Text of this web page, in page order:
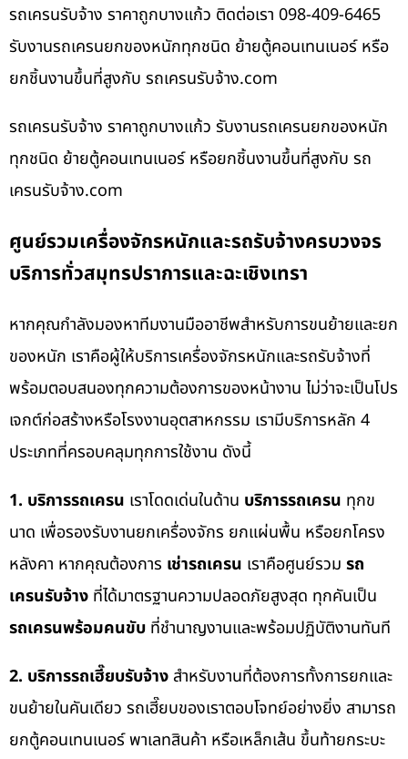
รถเครนรับจ้าง ราคาถูกบางแก้ว ติดต่อเรา 098-409-6465
รับงานรถเครนยกของหนักทุกชนิด ย้ายตู้คอนเทนเนอร์ หรือ
ยกชิ้นงานขึ้นที่สูงกับ รถเครนรับจ้าง.com
รถเครนรับจ้าง ราคาถูกบางแก้ว รับงานรถเครนยกของหนัก
ทุกชนิด ย้ายตู้คอนเทนเนอร์ หรือยกชิ้นงานขึ้นที่สูงกับ รถ
เครนรับจ้าง.com
ศูนย์รวมเครื่องจักรหนักและรถรับจ้างครบวงจร
บริการทั่วสมุทรปราการและฉะเชิงเทรา
หากคุณกำลังมองหาทีมงานมืออาชีพสำหรับการขนย้ายและยก
ของหนัก เราคือผู้ให้บริการเครื่องจักรหนักและรถรับจ้างที่
พร้อมตอบสนองทุกความต้องการของหน้างาน ไม่ว่าจะเป็นโปร
เจกต์ก่อสร้างหรือโรงงานอุตสาหกรรม เรามีบริการหลัก 4
ประเภทที่ครอบคลุมทุกการใช้งาน ดังนี้
1. บริการรถเครน เราโดดเด่นในด้าน บริการรถเครน ทุกข
นาด เพื่อรองรับงานยกเครื่องจักร ยกแผ่นพื้น หรือยกโครง
หลังคา หากคุณต้องการ เช่ารถเครน เราคือศูนย์รวม รถ
เครนรับจ้าง ที่ได้มาตรฐานความปลอดภัยสูงสุด ทุกคันเป็น
รถเครนพร้อมคนขับ ที่ชำนาญงานและพร้อมปฏิบัติงานทันที
2. บริการรถเฮี๊ยบรับจ้าง สำหรับงานที่ต้องการทั้งการยกและ
ขนย้ายในคันเดียว รถเฮี๊ยบของเราตอบโจทย์อย่างยิ่ง สามารถ
ยกตู้คอนเทนเนอร์ พาเลทสินค้า หรือเหล็กเส้น ขึ้นท้ายกระบะ